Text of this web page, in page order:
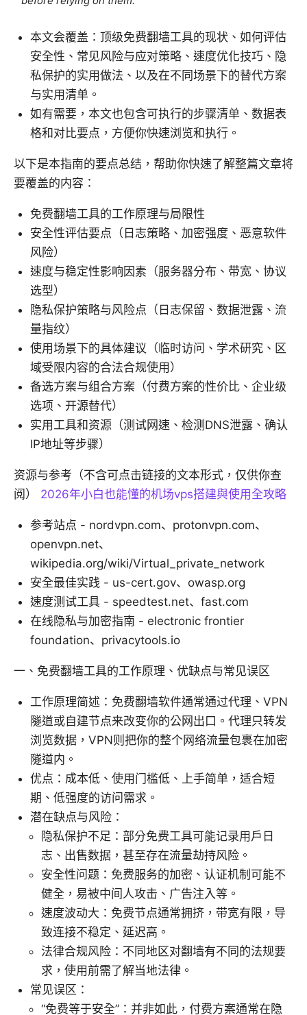
本文会覆盖：顶级免费翻墙工具的现状、如何评估
安全性、常见风险与应对策略、速度优化技巧、隐
私保护的实用做法、以及在不同场景下的替代方案
与实用清单。
如有需要，本文也包含可执行的步骤清单、数据表
格和对比要点，方便你快速浏览和执行。
以下是本指南的要点总结，帮助你快速了解整篇文章将
要覆盖的内容：
免费翻墙工具的工作原理与局限性
安全性评估要点（日志策略、加密强度、恶意软件
风险）
速度与稳定性影响因素（服务器分布、带宽、协议
选型）
隐私保护策略与风险点（日志保留、数据泄露、流
量指纹）
使用场景下的具体建议（临时访问、学术研究、区
域受限内容的合法合规使用）
备选方案与组合方案（付费方案的性价比、企业级
选项、开源替代）
实用工具和资源（测试网速、检测DNS泄露、确认
IP地址等步骤）
资源与参考（不含可点击链接的文本形式，仅供你查
阅） 2026年小白也能懂的机场vps搭建與使用全攻略
参考站点 - nordvpn.com、protonvpn.com、
openvpn.net、
wikipedia.org/wiki/Virtual_private_network
安全最佳实践 - us-cert.gov、owasp.org
速度测试工具 - speedtest.net、fast.com
在线隐私与加密指南 - electronic frontier
foundation、privacytools.io
一、免费翻墙工具的工作原理、优缺点与常见误区
工作原理简述：免费翻墙软件通常通过代理、VPN
隧道或自建节点来改变你的公网出口。代理只转发
浏览数据，VPN则把你的整个网络流量包裹在加密
隧道内。
优点：成本低、使用门槛低、上手简单，适合短
期、低强度的访问需求。
潜在缺点与风险：
隐私保护不足：部分免费工具可能记录用户日
志、出售数据，甚至存在流量劫持风险。
安全性问题：免费服务的加密、认证机制可能不
健全，易被中间人攻击、广告注入等。
速度波动大：免费节点通常拥挤，带宽有限，导
致连接不稳定、延迟高。
法律合规风险：不同地区对翻墙有不同的法规要
求，使用前需了解当地法律。
常见误区：
“免费等于安全”：并非如此，付费方案通常在隐